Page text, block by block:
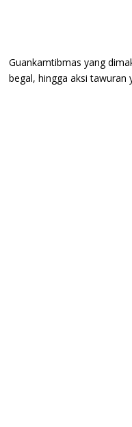
Guankamtibmas yang
begal, hingga aksi tawuran